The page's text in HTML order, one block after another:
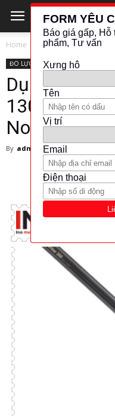
Home ĐO LỰC - MOMEN
ĐO LỰC - MOMEN NORBAR
Dụng cụ
130144 –
Norbar Việt
By admin - 1 February 2018